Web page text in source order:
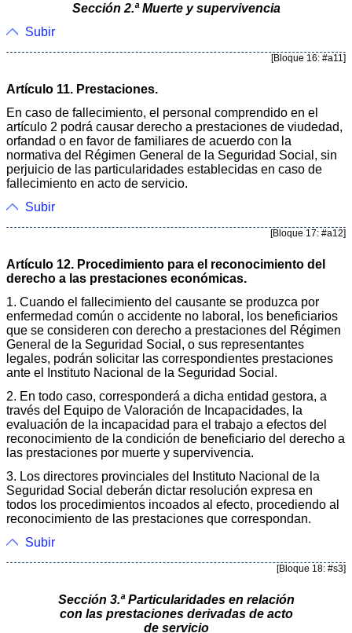
Sección 2.ª Muerte y supervivencia
Subir
[Bloque 16: #a11]
Artículo 11. Prestaciones.
En caso de fallecimiento, el personal comprendido en el
artículo 2 podrá causar derecho a prestaciones de viudedad,
orfandad o en favor de familiares de acuerdo con la
normativa del Régimen General de la Seguridad Social, sin
perjuicio de las particularidades establecidas en caso de
fallecimiento en acto de servicio.
Subir
[Bloque 17: #a12]
Artículo 12. Procedimiento para el reconocimiento del
derecho a las prestaciones económicas.
1. Cuando el fallecimiento del causante se produzca por
enfermedad común o accidente no laboral, los beneficiarios
que se consideren con derecho a prestaciones del Régimen
General de la Seguridad Social, o sus representantes
legales, podrán solicitar las correspondientes prestaciones
ante el Instituto Nacional de la Seguridad Social.
2. En todo caso, corresponderá a dicha entidad gestora, a
través del Equipo de Valoración de Incapacidades, la
evaluación de la incapacidad para el trabajo a efectos del
reconocimiento de la condición de beneficiario del derecho a
las prestaciones por muerte y supervivencia.
3. Los directores provinciales del Instituto Nacional de la
Seguridad Social deberán dictar resolución expresa en
todos los procedimientos incoados al efecto, procediendo al
reconocimiento de las prestaciones que correspondan.
Subir
[Bloque 18: #s3]
Sección 3.ª Particularidades en relación
con las prestaciones derivadas de acto
de servicio